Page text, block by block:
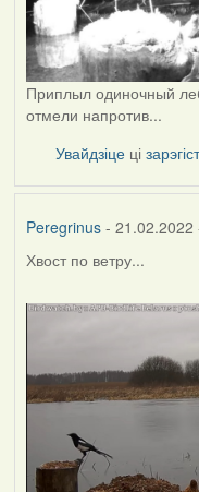
Приплыл одиночный
отмели напротив...
Увайдзіце ці
Peregrinus- 21.02.2022
Хвост по ветру...